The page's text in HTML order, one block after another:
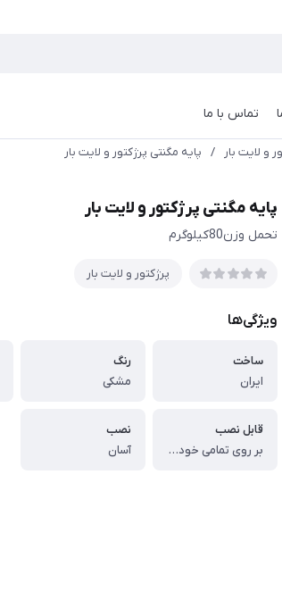
تماس با ما
و لایت بار / پایه مگنتی پرژکتور و لایت بار
پایه مگنتی پرژکتور و لایت بار
تحمل وزن80کیلوگرم
پرژکتور و لایت بار
ویژگی‌ها
ساخت
ایران
رنگ
مشکی
قابل نصب
بر روی تمامی خودروها
نصب
آسان